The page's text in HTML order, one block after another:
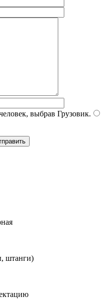
выбрав Грузовик.
штанги)